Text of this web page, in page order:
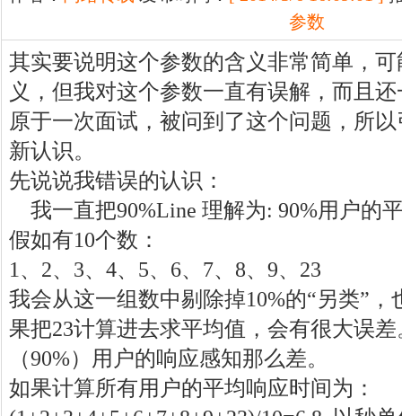
参数
其实要说明这个参数的含义非常简单，
义，但我对这个参数一直有误解，而且
原于一次面试，被问到了这个问题，所
新认识。
先说说我错误的认识：
我一直把90%Line 理解为: 90%用户的
假如有10个数：
1、2、3、4、5、6、7、8、9、23
我会从这一组数中剔除掉10%的“另类”，
果把23计算进去求平均值，会有很大误
（90%）用户的响应感知那么差。
如果计算所有用户的平均响应时间为：